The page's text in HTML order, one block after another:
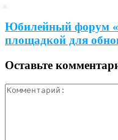
Юбилейный форум
площадкой для
Оставьте